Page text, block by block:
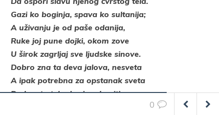
Gazi ko boginja, spava ko sultanija;
A uživanju je od paše odanija,
Ruke joj pune dojki, okom zove
U širok zagrljaj sve ljudske sinove.
Dobro zna ta deva jalova, nesveta
A ipak potrebna za opstanak sveta
Da lepota tela dar je vrhoviti,
Pa za svaku gadost oprost će dobiti.0